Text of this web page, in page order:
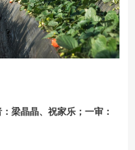
梁晶晶、祝家乐；一审：